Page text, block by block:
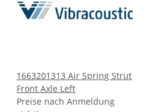
1663201313 Air Spring Strut
Front Axle Left
Preise nach Anmeldung